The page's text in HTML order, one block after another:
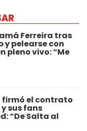
Ferreira tras
y pelearse con
pleno vivo: “Me
firmó el contrato
sus fans
“De Salta al